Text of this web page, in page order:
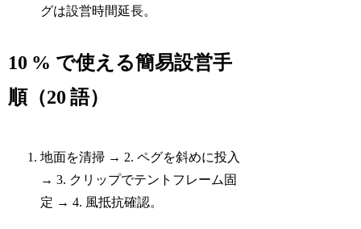
グは設営時間延長。
10 % で使える簡易設営手
順（20 語）
地面を清掃 → 2. ペグを斜めに投入
→ 3. クリップでテントフレーム固
定 → 4. 風抵抗確認。